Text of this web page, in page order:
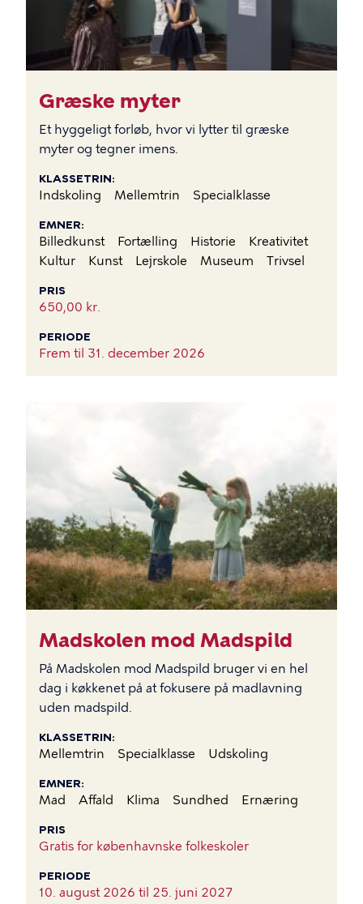
Græske myter
Et hyggeligt forløb, hvor vi lytter til græske
myter og tegner imens.
KLASSETRIN
Indskoling Mellemtrin Specialklasse
EMNER
Billedkunst Fortælling Historie
Kreativitet
Kultur
Kunst Lejrskole Museum Trivsel
PRIS
650,00 kr.
PERIODE
Frem til 31. december 2026
Madskolen mod Madspild
På Madskolen mod Madspild bruger vi en hel
dag i køkkenet på at fokusere på madlavning
uden madspild.
KLASSETRIN
Mellemtrin Specialklasse Udskoling
EMNER
Mad Affald Klima Sundhed Ernæring
PRIS
Gratis for københavnske folkeskoler
PERIODE
10. august 2026 til 25. juni 2027